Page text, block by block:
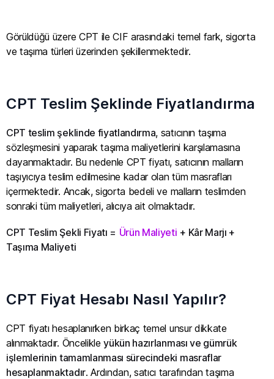
Görüldüğü üzere CPT ile CIF arasındaki temel fark, sigorta
ve taşıma türleri üzerinden şekillenmektedir.
CPT Teslim Şeklinde Fiyatlandırma
CPT teslim şeklinde fiyatlandırma, satıcının taşıma
sözleşmesini yaparak taşıma maliyetlerini karşılamasına
dayanmaktadır. Bu nedenle CPT fiyatı, satıcının malların
taşıyıcıya teslim edilmesine kadar olan tüm masrafları
içermektedir. Ancak, sigorta bedeli ve malların teslimden
sonraki tüm maliyetleri, alıcıya ait olmaktadır.
CPT Teslim Şekli Fiyatı = Ürün Maliyeti + Kâr Marjı +
Taşıma Maliyeti
CPT Fiyat Hesabı Nasıl Yapılır?
CPT fiyatı hesaplanırken birkaç temel unsur dikkate
alınmaktadır. Öncelikleyükün hazırlanması ve gümrük
işlemlerinin tamamlanması sürecindeki masraflar
hesaplanmaktadır. Ardından, satıcı tarafından taşıma